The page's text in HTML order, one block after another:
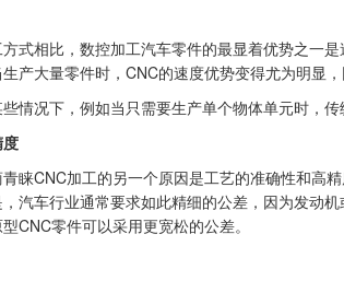
式相比，数控加工汽车零件的最显着优势之一
产大量零件时，CNC的速度优势变得尤为明显
情况下，例如当只需要生产单个物体单元时，
睐CNC加工的另一个原因是工艺的准确性和高
汽车行业通常要求如此精细的公差，因为发动
CNC零件可以采用更宽松的公差。